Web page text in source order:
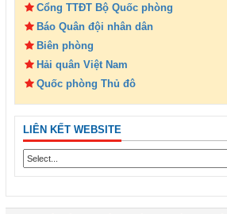
Cổng TTĐT Bộ Quốc phòng
Báo Quân đội nhân dân
Biên phòng
Hải quân Việt Nam
Quốc phòng Thủ đô
LIÊN KẾT WEBSITE